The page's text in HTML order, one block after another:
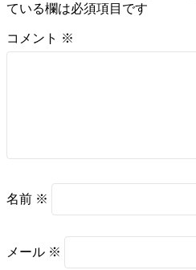
ている欄は必須項目です
コメント ※
名前 ※
メール ※